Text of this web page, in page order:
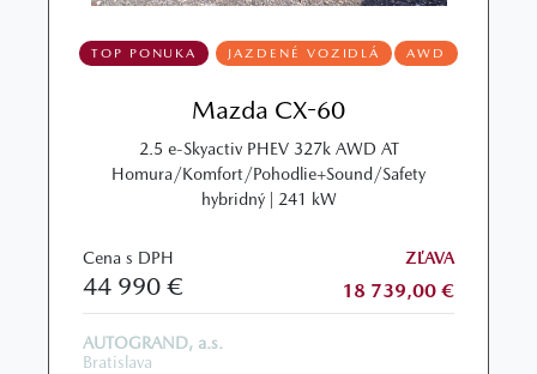
TOP PONUKA JAZDENÉ VOZIDLÁ AWD
Mazda CX-60
2.5 e-Skyactiv PHEV 327k AWD AT
Homura/Komfort/Pohodlie+Sound/Safety
hybridný | 241 kW
Cena s DPH
44 990 €
ZĽAVA
18 739,00 €
AUTOGRAND, a.s.
Bratislava